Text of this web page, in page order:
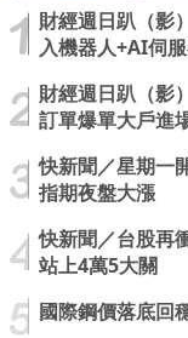
財經週日趴（影
入機器人+AI伺
財經週日趴（影
訂單爆單大戶進
快新聞／星期一
指期夜盤大漲
快新聞／台股再
站上4萬5大關
國際鋼價落底回